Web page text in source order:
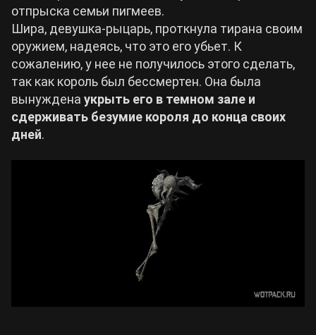
отпрыска семьи пигмеев.
Шира, девушка-рыцарь, проткнула тирана своим
оружием, надеясь, что это его убьет. К
сожалению, у нее не получилось этого сделать,
так как король был бессмертен. Она была
вынуждена укрыть его в темном зале и
сдерживать безумие короля до конца своих
дней.